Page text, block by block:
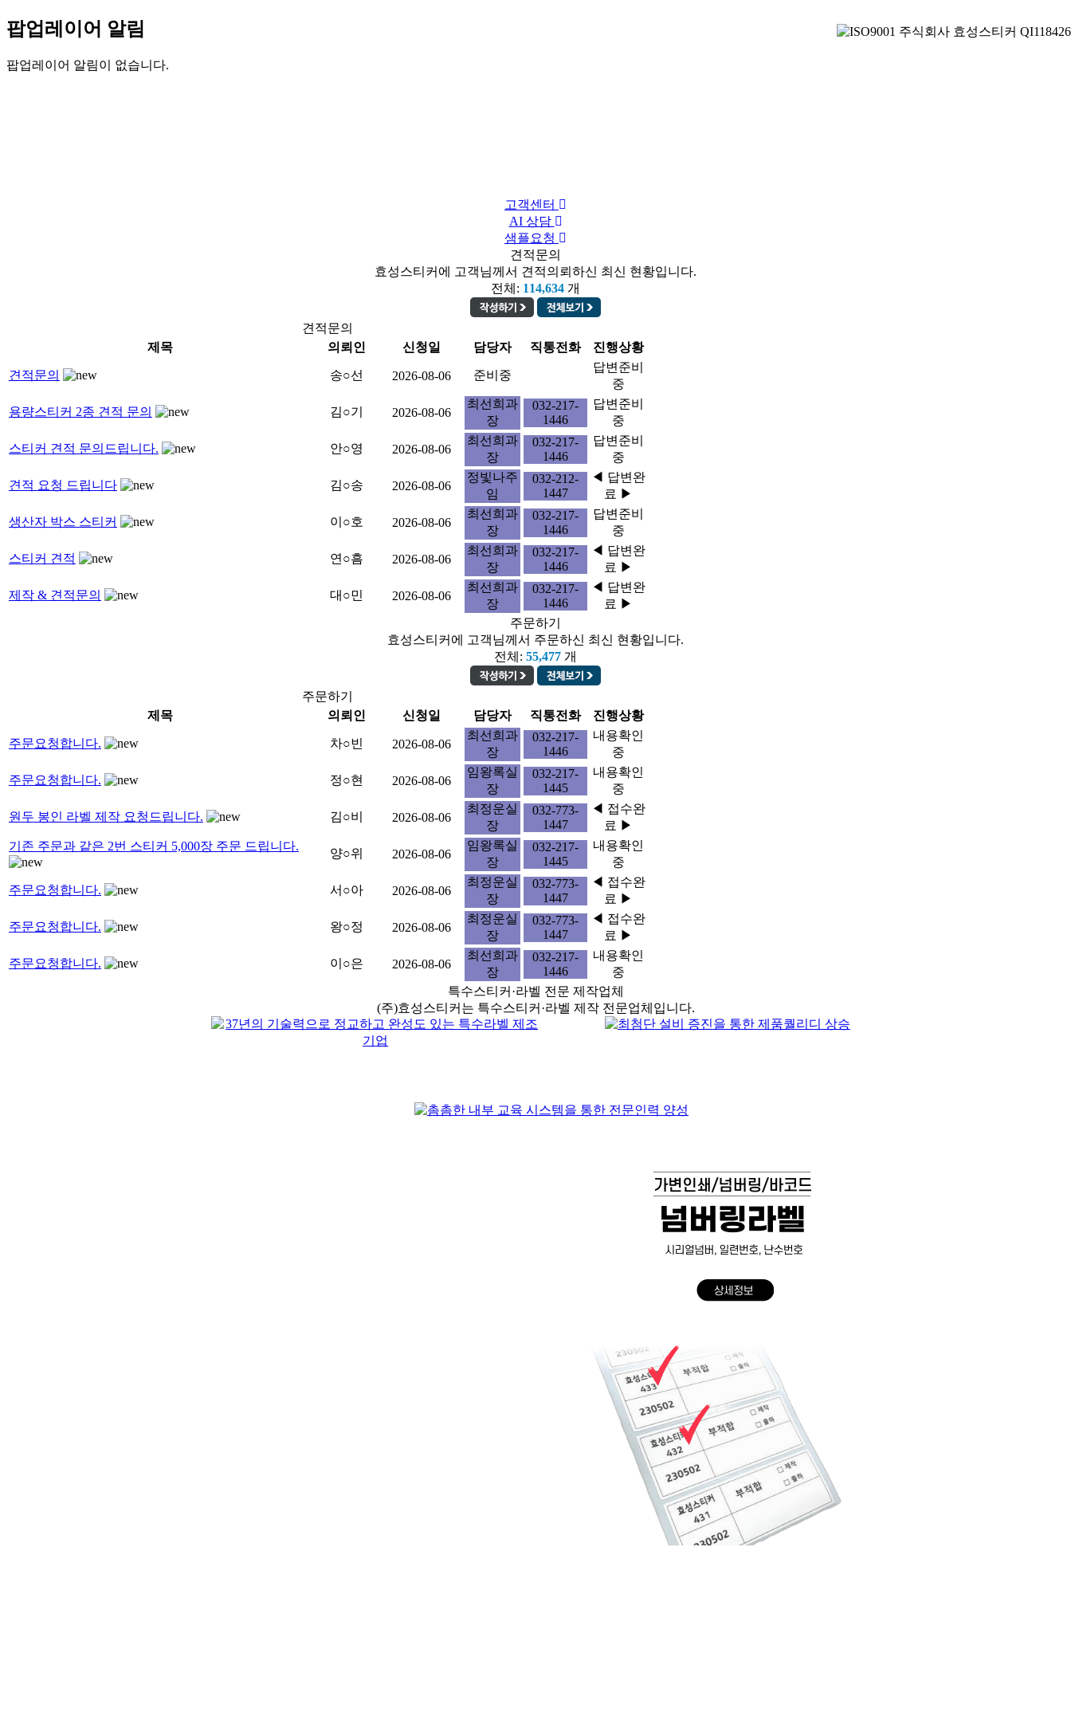
팝업레이어 알림
팝업레이어 알림이 없습니다.
고객센터
AI 상담
샘플요청
견적문의
효성스티커에 고객님께서 견적의뢰하신 최신 현황입니다.
전체: 114,634 개
견적문의
제목
의뢰인 신청일 담당자 직통전화 진행상황
견적문의 송○선 2026-08-06 준비중
답변준비
중
용량스티커 2종 견적 문의 김○기 2026-08-06
최선희과
장
032-217-
1446
답변준비
중
스티커 견적 문의드립니다. 안○영 2026-08-06
최선희과
장
032-217-
1446
답변준비
중
견적 요청 드립니다 김○송 2026-08-06
정빛나주
임
032-212-
1447
◀ 답변완
료 ▶
생산자 박스 스티커 이○호 2026-08-06
최선희과
장
032-217-
1446
답변준비
중
스티커 견적 연○흠 2026-08-06
최선희과
장
032-217-
1446
◀ 답변완
료 ▶
제작 & 견적문의 대○민 2026-08-06
최선희과
장
032-217-
1446
◀ 답변완
료 ▶
주문하기
효성스티커에 고객님께서 주문하신 최신 현황입니다.
전체: 55,477 개
주문하기
제목
의뢰인 신청일 담당자 직통전화 진행상황
주문요청합니다. 차○빈 2026-08-06
최선희과
장
032-217-
1446
내용확인
중
주문요청합니다. 정○현 2026-08-06
임왕록실
장
032-217-
1445
내용확인
중
원두 봉인 라벨 제작 요청드립니다. 김○비 2026-08-06
최정운실
장
032-773-
1447
◀ 접수완
료 ▶
기존 주문과 같은 2번 스티커 5,000장 주문 드립니다.
양○위 2026-08-06
임왕록실
장
032-217-
1445
내용확인
중
주문요청합니다. 서○아 2026-08-06
최정운실
장
032-773-
1447
◀ 접수완
료 ▶
주문요청합니다. 왕○정 2026-08-06
최정운실
장
032-773-
1447
◀ 접수완
료 ▶
주문요청합니다. 이○은 2026-08-06
최선희과
장
032-217-
1446
내용확인
중
특수스티커·라벨 전문 제작업체
(주)효성스티커는 특수스티커·라벨 제작 전문업체입니다.